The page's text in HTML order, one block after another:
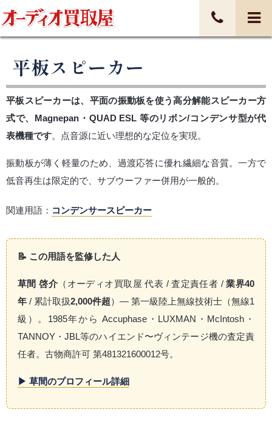
平板スピーカー
平板スピーカーは、平面の振動板を使う高分解能スピーカー方
式で、Magnepan・QUAD ESL 等のリボン/コンデンサ型が代
表機種です。点音源に近い理想的な定位を実現。
振動板が薄く軽量のため、過渡応答に優れ繊細な音質。一方で
低音再生は限定的で、サブウーファー併用が一般的。
関連用語： コンデンサースピーカー
📝 この用語を監修した人
草間 啓介 （オーディオ買取屋 代表 / 査定責任者 /業界40
年 / 累計取扱2,000件超）— 第一級陸上無線技術士（無線1
級）。1985年から Accuphase・LUXMAN・McIntosh・
TANNOY・JBL等のハイエンド〜ヴィンテージ機の査定責
任者。古物商許可 第481321600012号。
▶ 草間のプロフィール詳細